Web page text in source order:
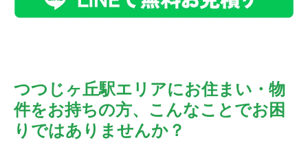
つつじヶ丘駅エリアにお住まい・物
件をお持ちの方、こんなことでお困
りではありませんか？